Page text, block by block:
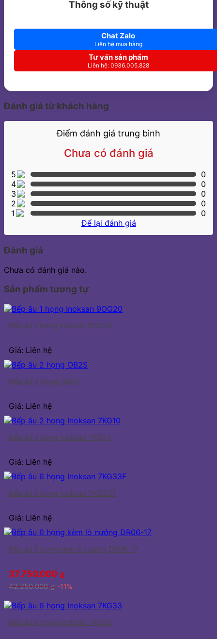
Thông số kỹ thuật
Chat Zalo
Liên hệ mua hàng
Tư vấn sản phẩm
Liên hệ: 0936.005.828
Đánh giá từ khách hàng
Điểm đánh giá trung bình
Chưa có đánh giá
5
0
4
0
3
0
2
0
1
0
Để lại đánh giá
Đánh giá
Chưa có đánh giá nào.
Sản phẩm tương tự
Bếp âu 1 họng Inoksan 9OG20
Giá: Liên hệ
Bếp âu 2 họng OB2S
Giá: Liên hệ
Bếp âu 2 họng Inoksan 7KG10
Giá: Liên hệ
Bếp âu 6 họng Inoksan 7KG33F
Giá: Liên hệ
Bếp âu 6 họng kèm lò nướng DR06-17
37.750.000 ₫
42.250.000₫ -11%
Bếp âu 6 họng Inoksan 7KG33